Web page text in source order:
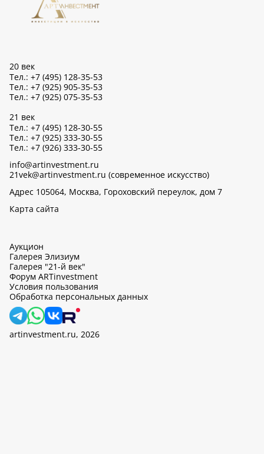
20 век
Тел.: +7 (495) 128-35-53
Тел.: +7 (925) 905-35-53
Тел.: +7 (925) 075-35-53
21 век
Тел.: +7 (495) 128-30-55
Тел.: +7 (925) 333-30-55
Тел.: +7 (926) 333-30-55
info@artinvestment.ru
21vek@artinvestment.ru (современное искусство)
Адрес 105064, Москва, Гороховский переулок, дом 7
Карта сайта
Аукцион
Галерея Элизиум
Галерея "21-й век"
Форум ARTinvestment
Условия пользования
Обработка персональных данных
artinvestment.ru, 2026